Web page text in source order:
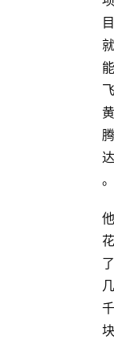
目
就
能
飞
黄
腾
达
。
他
花
了
几
千
块